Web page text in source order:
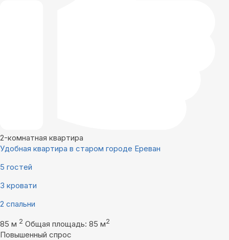
2-комнатная квартира
Удобная квартира в старом городе Ереван
5 гостей
3 кровати
2 спальни
85 м 2 Общая площадь: 85 м2
Повышенный спрос